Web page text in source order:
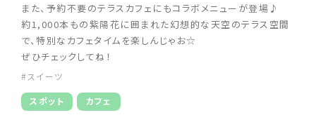
また、予約不要のテラスカフェにもコラボメニューが登場♪
約1,000本もの紫陽花に囲まれた幻想的な天空のテラス空間
で、特別なカフェタイムを楽しんじゃお☆
ぜひチェックしてね！
#スイーツ
スポット カフェ